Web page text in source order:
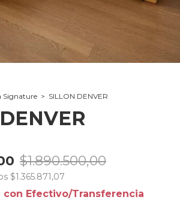
Signature > SILLON DENVER
$1.890.500,00
$1.365.871,07
con Efectivo/Transferencia